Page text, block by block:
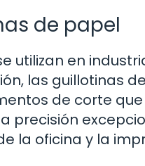
de papel
utilizan en
las guillotinas
de corte que
precisión
la oficina y la